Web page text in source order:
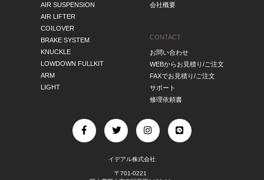
AIR SUSPENSION
AIR LIFTER
COILOVER
BRAKE SYSTEM
KNUCKLE
LOWDOWN FULLKIT
ARM
LIGHT
会社概要
CONTACT
お問い合わせ
WEBからお見積り/ご注文
FAXでお見積り/ご注文
サポート
修理依頼書
イデアル株式会社
〒701-0221